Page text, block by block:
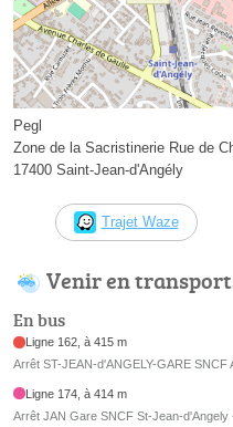
Pegl
Zone de la Sacristinerie Rue de
17400 Saint-Jean-d'Angély
Trajet Waze
Venir en
En bus
Ligne 162, à 415 m
Arrêt ST-JEAN-d'ANGELY-GARE SNCF
Ligne 174, à 414 m
Arrêt JAN Gare SNCF St-Jean-d'Angely